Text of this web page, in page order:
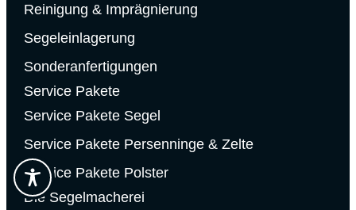
Reinigung & Imprägnierung
Segeleinlagerung
Sonderanfertigungen
Service Pakete
Service Pakete Segel
Service Pakete Persenninge & Zelte
Service Pakete Polster
Die Segelmacherei